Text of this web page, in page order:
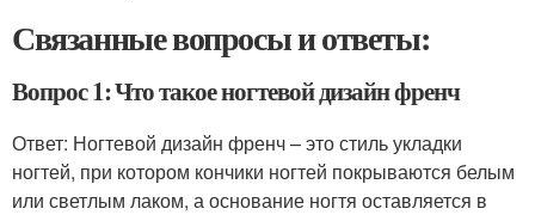
Связанные вопросы и ответы:
Вопрос 1: Что такое ногтевой дизайн френч
Ответ: Ногтевой дизайн френч – это стиль укладки
ногтей, при котором кончики ногтей покрываются белым
или светлым лаком, а основание ногтя оставляется в